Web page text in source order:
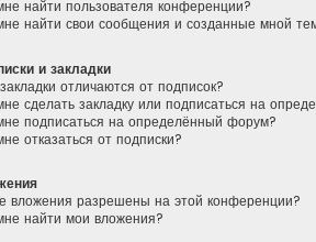
найти пользователя конференции?
найти свои сообщения и созданные мной
и закладки
отличаются от подписок?
сделать закладку или подписаться на
подписаться на определённый форум?
отказаться от подписки?
вложения разрешены на этой конференции?
найти мои вложения?